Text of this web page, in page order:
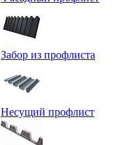
Забор из профлиста
Несущий профлист